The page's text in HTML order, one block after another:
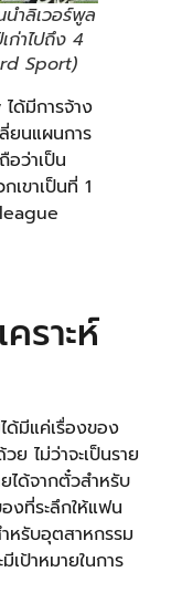
นำลิเวอร์พูล
ก่าไปถึง 4
Sport)
ด้มีการจ้าง
ยนแผนการ
อว่าเป็น
เขาเป็นที่ 1
ราะห์
ด้มีแค่เรื่องของ
ย ไม่ว่าจะเป็นราย
ได้จากตั๋วสำหรับ
งที่ระลึกให้แฟน
หรับอุตสาหกรรม
ป้าหมายในการ